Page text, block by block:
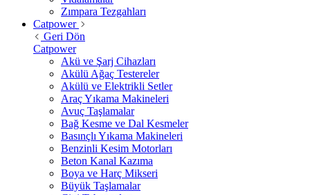
Zımpara Tezgahları
Catpower
Geri Dön
Catpower
Akü ve Şarj Cihazları
Akülü Ağaç Testereler
Akülü ve Elektrikli Setler
Araç Yıkama Makineleri
Avuç Taşlamalar
Bağ Kesme ve Dal Kesmeler
Basınçlı Yıkama Makineleri
Benzinli Kesim Motorları
Beton Kanal Kazıma
Boya ve Harç Mikseri
Büyük Taşlamalar